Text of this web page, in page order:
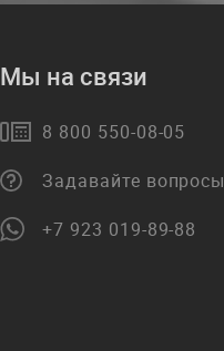
Мы на связи
8 800 550-08-05
Задавайте вопросы
+7 923 019-89-88